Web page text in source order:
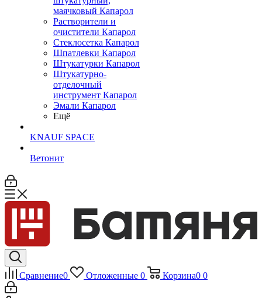
маячковый Капарол
Растворители и
очистители Капарол
Cтеклосетка Капарол
Шпатлевки Капарол
Штукатурки Капарол
Штукатурно-
отделочный
инструмент Капарол
Эмали Капарол
Ещё
KNAUF SPACE
Ветонит
Сравнение0 Отложенные 0 Корзина0 0